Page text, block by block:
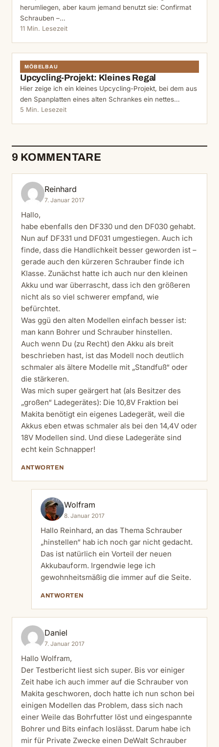
herumliegen, aber kaum jemand benutzt sie: Confirmat
Schrauben –…
11 Min. Lesezeit
MÖBELBAU
Upcycling-Projekt: Kleines Regal
Hier zeige ich ein kleines Upcycling-Projekt, bei dem aus
den Spanplatten eines alten Schrankes ein nettes…
5 Min. Lesezeit
9 KOMMENTARE
Reinhard
7. Januar 2017
Hallo,
habe ebenfalls den DF330 und den DF030 gehabt.
Nun auf DF331 und DF031 umgestiegen. Auch ich
finde, dass die Handlichkeit besser geworden ist –
gerade auch den kürzeren Schrauber finde ich
Klasse. Zunächst hatte ich auch nur den kleinen
Akku und war überrascht, dass ich den größeren
nicht als so viel schwerer empfand, wie
befürchtet.
Was ggü den alten Modellen einfach besser ist:
man kann Bohrer und Schrauber hinstellen.
Auch wenn Du (zu Recht) den Akku als breit
beschrieben hast, ist das Modell noch deutlich
schmaler als ältere Modelle mit „Standfuß“ oder
die stärkeren.
Was mich super geärgert hat (als Besitzer des
„großen“ Ladegerätes): Die 10,8V Fraktion bei
Makita benötigt ein eigenes Ladegerät, weil die
Akkus eben etwas schmaler als bei den 14,4V oder
18V Modellen sind. Und diese Ladegeräte sind
echt kein Schnapper!
ANTWORTEN
Wolfram
8. Januar 2017
Hallo Reinhard, an das Thema Schrauber
„hinstellen“ hab ich noch gar nicht gedacht.
Das ist natürlich ein Vorteil der neuen
Akkubauform. Irgendwie lege ich
gewohnheitsmäßig die immer auf die Seite.
ANTWORTEN
Daniel
7. Januar 2017
Hallo Wolfram,
Der Testbericht liest sich super. Bis vor einiger
Zeit habe ich auch immer auf die Schrauber von
Makita geschworen, doch hatte ich nun schon bei
einigen Modellen das Problem, dass sich nach
einer Weile das Bohrfutter löst und eingespannte
Bohrer und Bits einfach loslässt. Darum habe ich
mir für Private Zwecke einen DeWalt Schrauber